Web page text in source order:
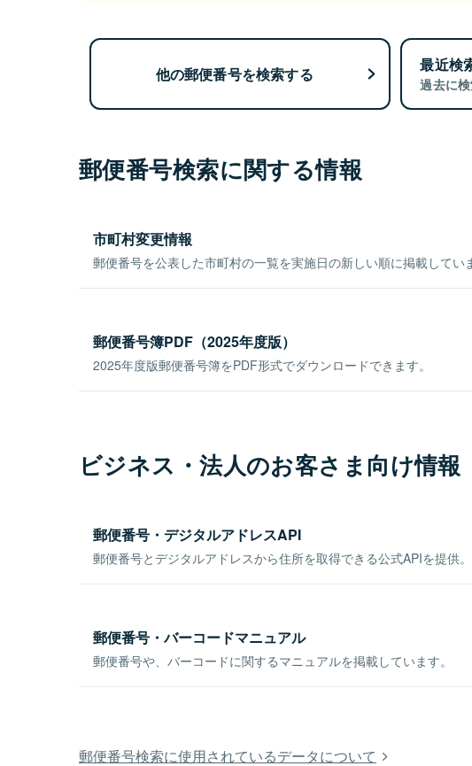
他の郵便番号を検索する 最近検
過去に
郵便番号検索に関する情報
市町村変更情報
郵便番号を公表した市町村の一覧を実施日の新しい順に掲載してい
郵便番号簿PDF（2025年度版）
2025年度版郵便番号簿をPDF形式でダウンロードできます。
ビジネス・法人のお客さま向け情報
郵便番号・デジタルアドレスAPI
郵便番号とデジタルアドレスから住所を取得できる公式APIを提供。
郵便番号・バーコードマニュアル
郵便番号や、バーコードに関するマニュアルを掲載しています。
郵便番号検索に使用されているデータについて